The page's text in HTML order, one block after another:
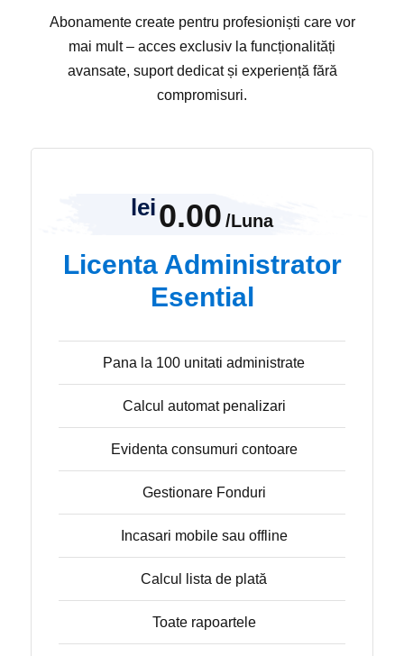
Abonamente create pentru profesioniști care vor
mai mult – acces exclusiv la funcționalități
avansate, suport dedicat și experiență fără
compromisuri.
lei0.00 /Luna
Licenta Administrator
Esential
Pana la 100 unitati administrate
Calcul automat penalizari
Evidenta consumuri contoare
Gestionare Fonduri
Incasari mobile sau offline
Calcul lista de plată
Toate rapoartele